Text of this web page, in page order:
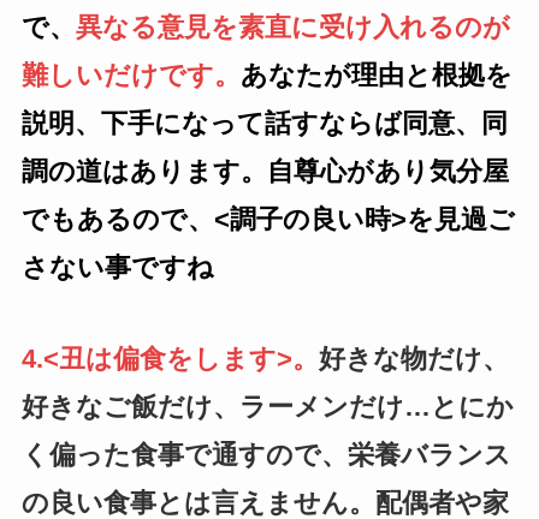
で、 異なる意見を素直に受け入れるのが
難しいだけです。 あなたが理由と根拠を
説明、下手になって話すならば同意、同
調の道はあります。自尊心があり気分屋
でもあるので、<調子の良い時>を見過ご
さない事ですね
4.<丑は偏食をします>。 好きな物だけ、
好きなご飯だけ、ラーメンだけ…とにか
く偏った食事で通すので、栄養バランス
の良い食事とは言えません。配偶者や家